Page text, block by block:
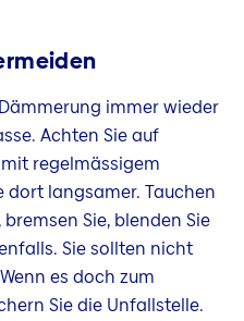
immer wieder
Achten Sie auf
regelmässigem
dort langsamer. Tauchen
Sie, blenden Sie
Sie sollten nicht
es doch zum
Sie die Unfallstelle.